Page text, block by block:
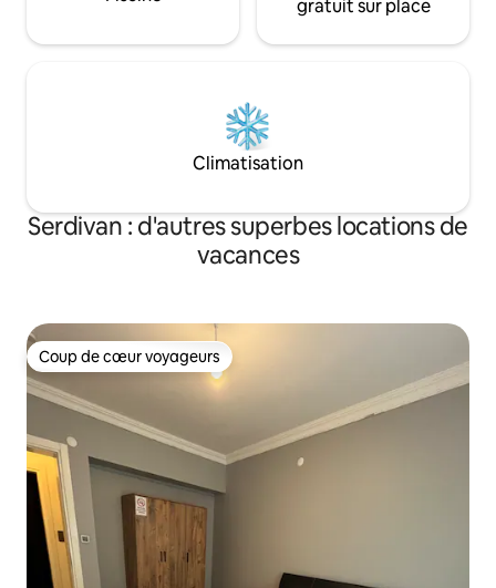
gratuit sur place
Climatisation
Serdivan : d'autres superbes locations de
vacances
Coup de cœur voyageurs
Coup de cœur voyageurs